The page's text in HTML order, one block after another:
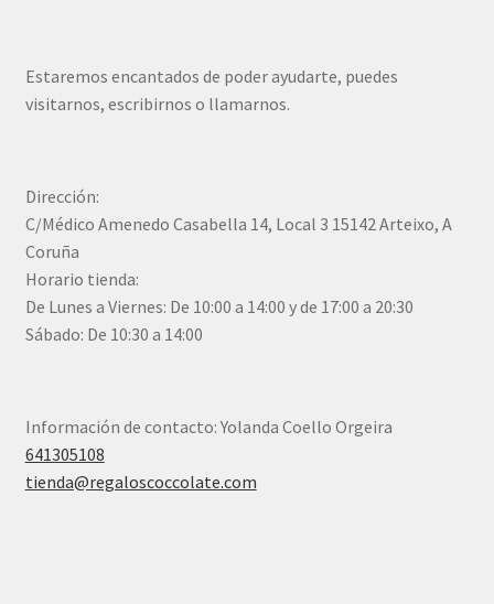
Estaremos encantados de poder ayudarte, puedes
visitarnos, escribirnos o llamarnos.
Dirección:
C/Médico Amenedo Casabella 14, Local 3 15142 Arteixo, A
Coruña
Horario tienda:
De Lunes a Viernes: De 10:00 a 14:00 y de 17:00 a 20:30
Sábado: De 10:30 a 14:00
Información de contacto: Yolanda Coello Orgeira
641305108
tienda@regaloscoccolate.com